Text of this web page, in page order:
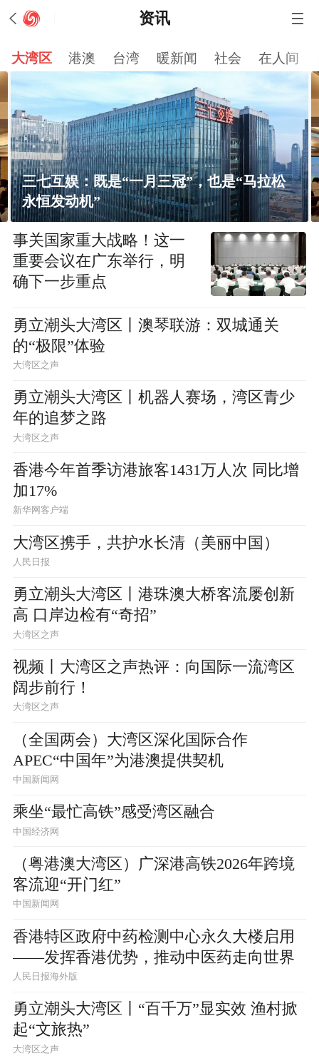
资讯
大湾区 港澳 台湾 暖新闻 社会 在人间
三七互娱：既是“一月三冠”，也是“马拉松
永恒发动机”
事关国家重大战略！这一
重要会议在广东举行，明
确下一步重点
勇立潮头大湾区丨澳琴联游：双城通关
的“极限”体验
大湾区之声
勇立潮头大湾区丨机器人赛场，湾区青少
年的追梦之路
大湾区之声
香港今年首季访港旅客1431万人次 同比增
加17%
新华网客户端
大湾区携手，共护水长清（美丽中国）
人民日报
勇立潮头大湾区丨港珠澳大桥客流屡创新
高 口岸边检有“奇招”
大湾区之声
视频丨大湾区之声热评：向国际一流湾区
阔步前行！
大湾区之声
（全国两会）大湾区深化国际合作
APEC“中国年”为港澳提供契机
中国新闻网
乘坐“最忙高铁”感受湾区融合
中国经济网
（粤港澳大湾区）广深港高铁2026年跨境
客流迎“开门红”
中国新闻网
香港特区政府中药检测中心永久大楼启用
——发挥香港优势，推动中医药走向世界
人民日报海外版
勇立潮头大湾区丨“百千万”显实效 渔村掀
起“文旅热”
大湾区之声